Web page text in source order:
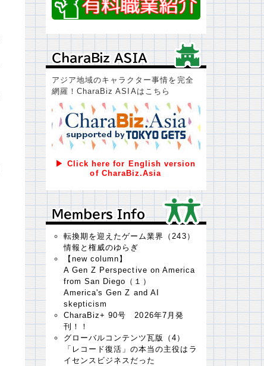
ＣｈａｒａＢｉｚ ＡＳＩＡ
ＣｈａｒａＢｉｚ ＡＳＩＡ
アジア地域のキャラクター事情を完全
網羅！CharaBiz ASIAはこちら
▶ Click here for English version
of CharaBiz.Asia
Ｍｅｍｂｅｒｓ Ｉｎｆｏ
Ｍｅｍｂｅｒｓ Ｉｎｆｏ
転換期を迎えたゲーム業界（243）
情報と権威のゆらぎ
【new column】
A Gen Z Perspective on America
from San Diego（１）
America's Gen Z and AI
skepticism
CharaBiz+ 90号 2026年7月発
刊！！
グローバルコンテンツ瓦版（4）
「レコード復活」の本当の主役はラ
イセンスビジネスだった